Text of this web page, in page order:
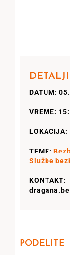
DETALJI
DATUM:
VREME:
TEME:
Službe
KONTAKT:
PODELITE